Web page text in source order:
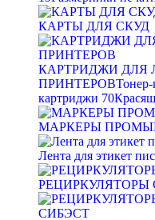
КАРТЫ ДЛЯ СКУД
КАРТРИДЖИ ДЛЯ
ПРИНТЕРОВ
картриджи 70
МАРКЕРЫ
Лента для этикет
РЕЦИРКУЛЯТОРЫ